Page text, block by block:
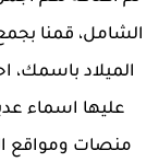
الشامل، قمنا
الميلاد باسمك،
عليها اسماء
منصات ومواقع